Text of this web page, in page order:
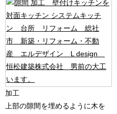
加工
上部の隙間を埋めるように木を